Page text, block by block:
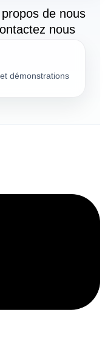
de nous
nous
démonstrations